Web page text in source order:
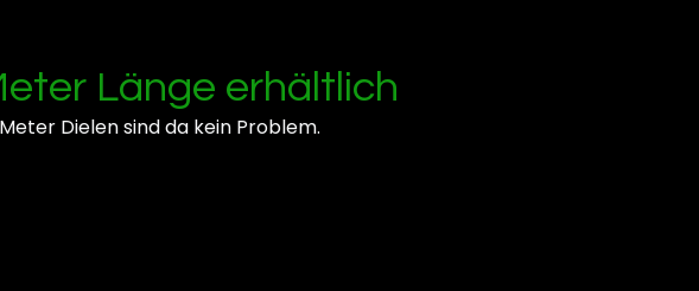
Länge erhältlich
Dielen sind da kein Problem.